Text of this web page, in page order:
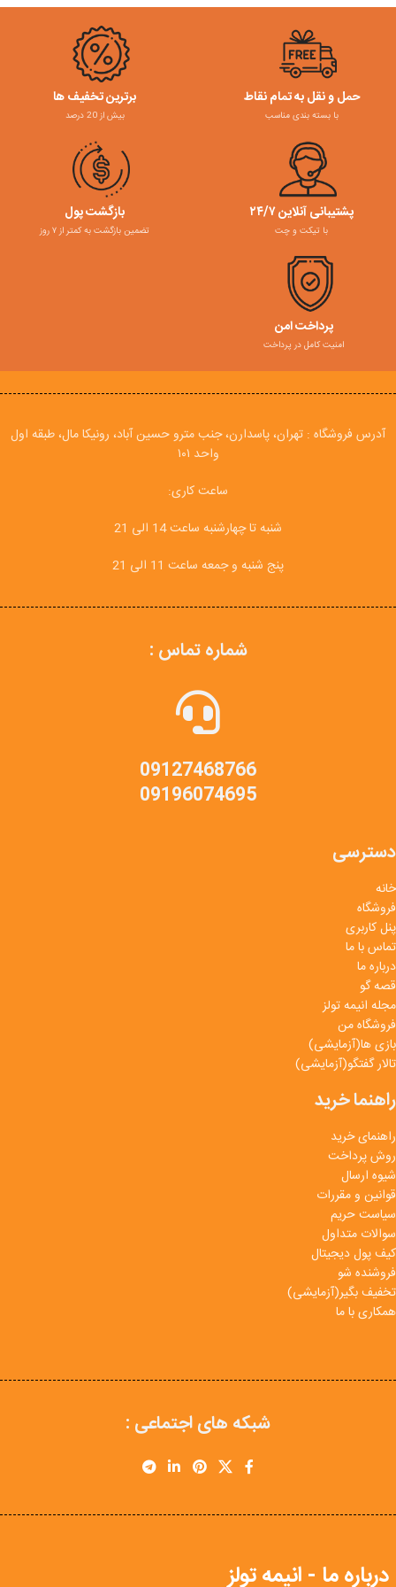
حمل و نقل به تمام نقاط
با بسته بندی مناسب
برترین تخفیف ها
بیش از 20 درصد
پشتیبانی آنلاین ۲۴/۷
با تیکت و چت
بازگشت پول
تضمین بازگشت به کمتر از ۷ روز
پرداخت امن
امنیت کامل در پرداخت
آدرس فروشگاه : تهران، پاسدارن، جنب مترو حسین آباد، رونیکا مال، طبقه اول
واحد ۱۰۱
ساعت کاری:
شنبه تا چهارشنبه ساعت 14 الی 21
پنج شنبه و جمعه ساعت 11 الی 21
شماره تماس :
09127468766
09196074695
دسترسی
خانه
فروشگاه
پنل کاربری
تماس با ما
درباره ما
قصه گو
مجله انیمه تولز
فروشگاه من
بازی ها(آزمایشی)
تالار گفتگو(آزمایشی)
راهنما خرید
راهنمای خرید
روش پرداخت
شیوه ارسال
قوانین و مقررات
سیاست حریم
سوالات متداول
کیف پول دیجیتال
فروشنده شو
تخفیف بگیر(آزمایشی)
همکاری با ما
شبکه های اجتماعی :
درباره ما - انیمه تولز